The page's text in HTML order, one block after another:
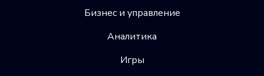
Бизнес и управление
Аналитика
Игры